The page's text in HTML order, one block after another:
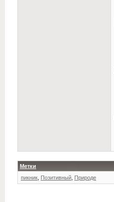
Метки
пикник Позитивный Природе